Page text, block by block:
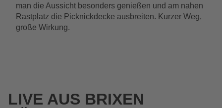
man die Aussicht besonders genießen und am nahen
Rastplatz die Picknickdecke ausbreiten. Kurzer Weg,
große Wirkung.
LIVE AUS BRIXEN